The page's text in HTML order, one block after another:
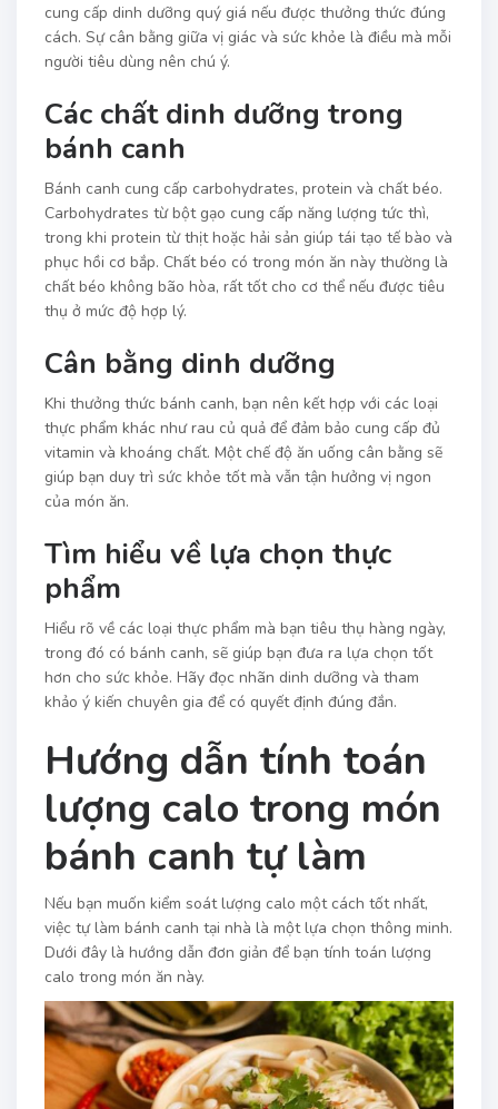
cung cấp dinh dưỡng quý giá nếu được thưởng thức đúng
cách. Sự cân bằng giữa vị giác và sức khỏe là điều mà mỗi
người tiêu dùng nên chú ý.
Các chất dinh dưỡng trong
bánh canh
Bánh canh cung cấp carbohydrates, protein và chất béo.
Carbohydrates từ bột gạo cung cấp năng lượng tức thì,
trong khi protein từ thịt hoặc hải sản giúp tái tạo tế bào và
phục hồi cơ bắp. Chất béo có trong món ăn này thường là
chất béo không bão hòa, rất tốt cho cơ thể nếu được tiêu
thụ ở mức độ hợp lý.
Cân bằng dinh dưỡng
Khi thưởng thức bánh canh, bạn nên kết hợp với các loại
thực phẩm khác như rau củ quả để đảm bảo cung cấp đủ
vitamin và khoáng chất. Một chế độ ăn uống cân bằng sẽ
giúp bạn duy trì sức khỏe tốt mà vẫn tận hưởng vị ngon
của món ăn.
Tìm hiểu về lựa chọn thực
phẩm
Hiểu rõ về các loại thực phẩm mà bạn tiêu thụ hàng ngày,
trong đó có bánh canh, sẽ giúp bạn đưa ra lựa chọn tốt
hơn cho sức khỏe. Hãy đọc nhãn dinh dưỡng và tham
khảo ý kiến chuyên gia để có quyết định đúng đắn.
Hướng dẫn tính toán
lượng calo trong món
bánh canh tự làm
Nếu bạn muốn kiểm soát lượng calo một cách tốt nhất,
việc tự làm bánh canh tại nhà là một lựa chọn thông minh.
Dưới đây là hướng dẫn đơn giản để bạn tính toán lượng
calo trong món ăn này.